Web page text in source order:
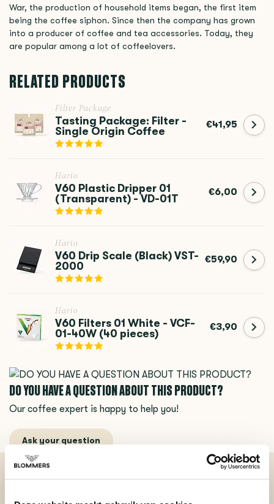
War, the production of household items began, the first item
being the coffee siphon. Since then the company has grown
into a producer of coffee and tea accessories. Today, they
are popular among a lot of coffeelovers.
RELATED PRODUCTS
Filter Package
Tasting Package: Filter -
Single Origin Coffee
€41,95
Hario
V60 Plastic Dripper 01
(Transparent) - VD-01T
€6,00
Hario
V60 Drip Scale (Black) VST-
2000
€59,90
Hario
V60 Filters 01 White - VCF-
01-40W (40 pieces)
€3,90
DO YOU HAVE A QUESTION ABOUT THIS PRODUCT?
Our coffee expert is happy to help you!
Ask your question